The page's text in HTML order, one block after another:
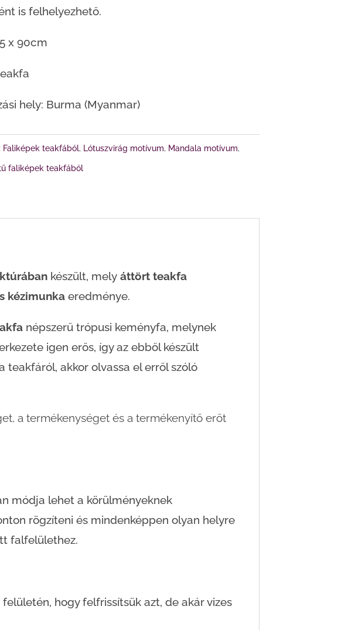
is felhelyezhető.
x 90cm
hely: Burma (Myanmar)
Faliképek teakfából, Lótuszvirág motívum, Mandala motívum,
faliképek teakfából
készült, melyáttört teakfa
kézimunka eredménye.
népszerű trópusi keményfa, melynek
igen erős, így az ebből készült
akkor olvassa el erről szóló
a termékenységet és a termékenyítő erőt
módja lehet a körülményeknek
rögzíteni és mindenképpen olyan helyre
falfelülethez.
hogy felfrissítsük azt, de akár vizes